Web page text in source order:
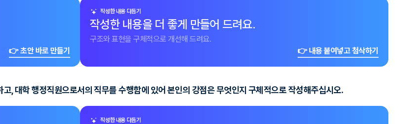
👉 초안 바로 만들기
작성한 내용 다듬기
작성한 내용을 더 좋게 만들어 드려요.
구조와 표현을 구체적으로 개선해 드려요.
👉 내용 붙여넣고 첨삭하기
, 대학 행정직원으로서의 직무를 수행함에 있어 본인의 강점은 무엇인지 구체적으로 작성해주십시오.
작성한 내용 다듬기